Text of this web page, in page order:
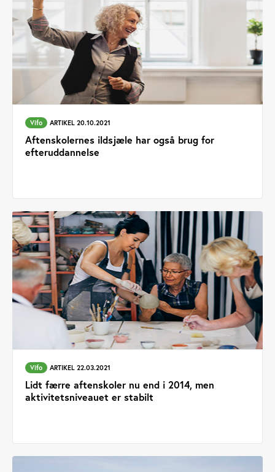
Vifo ARTIKEL 20.10.2021
Aftenskolernes ildsjæle har også brug for
efteruddannelse
Vifo ARTIKEL 22.03.2021
Lidt færre aftenskoler nu end i 2014, men
aktivitetsniveauet er stabilt